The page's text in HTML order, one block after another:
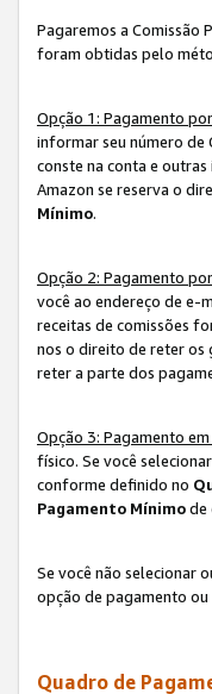
Pagaremos a Comissão
foram obtidas pelo
Opção 1: Pagamento
informar seu número de
conste na conta e outras
Amazon se reserva o
Mínimo.
Opção 2: Pagamento
você ao endereço de e-
receitas de comissões
nos o direito de reter os
reter a parte dos
Opção 3: Pagamento em
físico. Se você
conforme definido no
Pagamento Mínimode
Se você não selecionar
opção de pagamento ou
Quadro de